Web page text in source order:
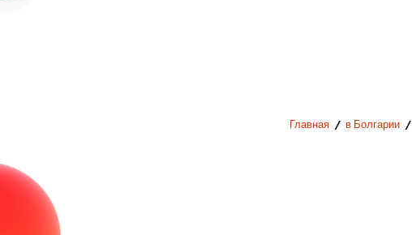
Главная / в Болгарии /